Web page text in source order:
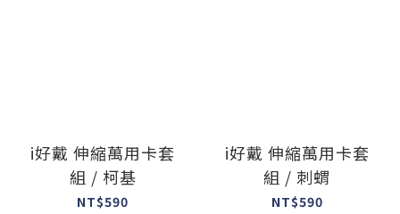
i好戴 伸縮萬用卡套
組 / 柯基
NT$590
i好戴 伸縮萬用卡套
組 / 刺蝟
NT$590